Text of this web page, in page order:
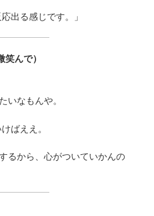
出る感じです。」
んで）
いなもんや。
ばええ。
るから、心がついていかんの